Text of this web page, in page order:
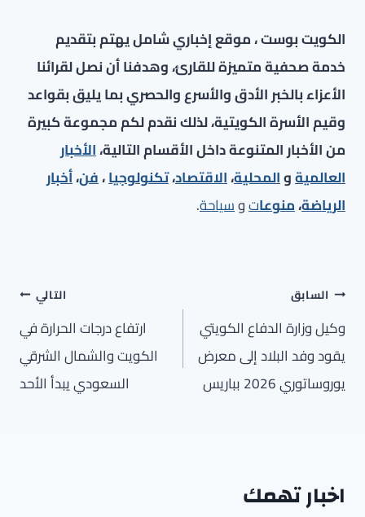
الكويت بوست ، موقع إخباري شامل يهتم بتقديم
خدمة صحفية متميزة للقارئ، وهدفنا أن نصل لقرائنا
الأعزاء بالخبر الأدق والأسرع والحصري بما يليق بقواعد
وقيم الأسرة الكويتية، لذلك نقدم لكم مجموعة كبيرة
من الأخبار المتنوعة داخل الأقسام التالية،الأخبار
العالميةوالمحلية،الاقتصاد،تكنولوجيا،فن،أخبار
الرياضة،منوعاتوسياحة.
تصفّح
المقالات
السابق
وكيل وزارة الدفاع الكويتي
يقود وفد البلاد إلى معرض
يوروساتوري 2026 بباريس
التالي
ارتفاع درجات الحرارة في
الكويت والشمال الشرقي
السعودي يبدأ الأحد
اخبار تهمك